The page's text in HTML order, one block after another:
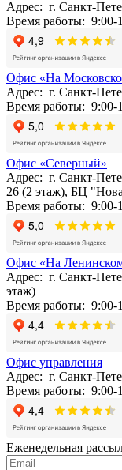
Адрес: г. Санкт-
Время работы:
Офис «На
Адрес: г. Санкт-
Время работы:
Офис «Северный»
Адрес: г. Санкт-
26 (2 этаж), БЦ
Время работы:
Офис «На
Адрес: г. Санкт-
этаж)
Время работы:
Офис управления
Адрес: г. Санкт-
Время работы:
Еженедельная